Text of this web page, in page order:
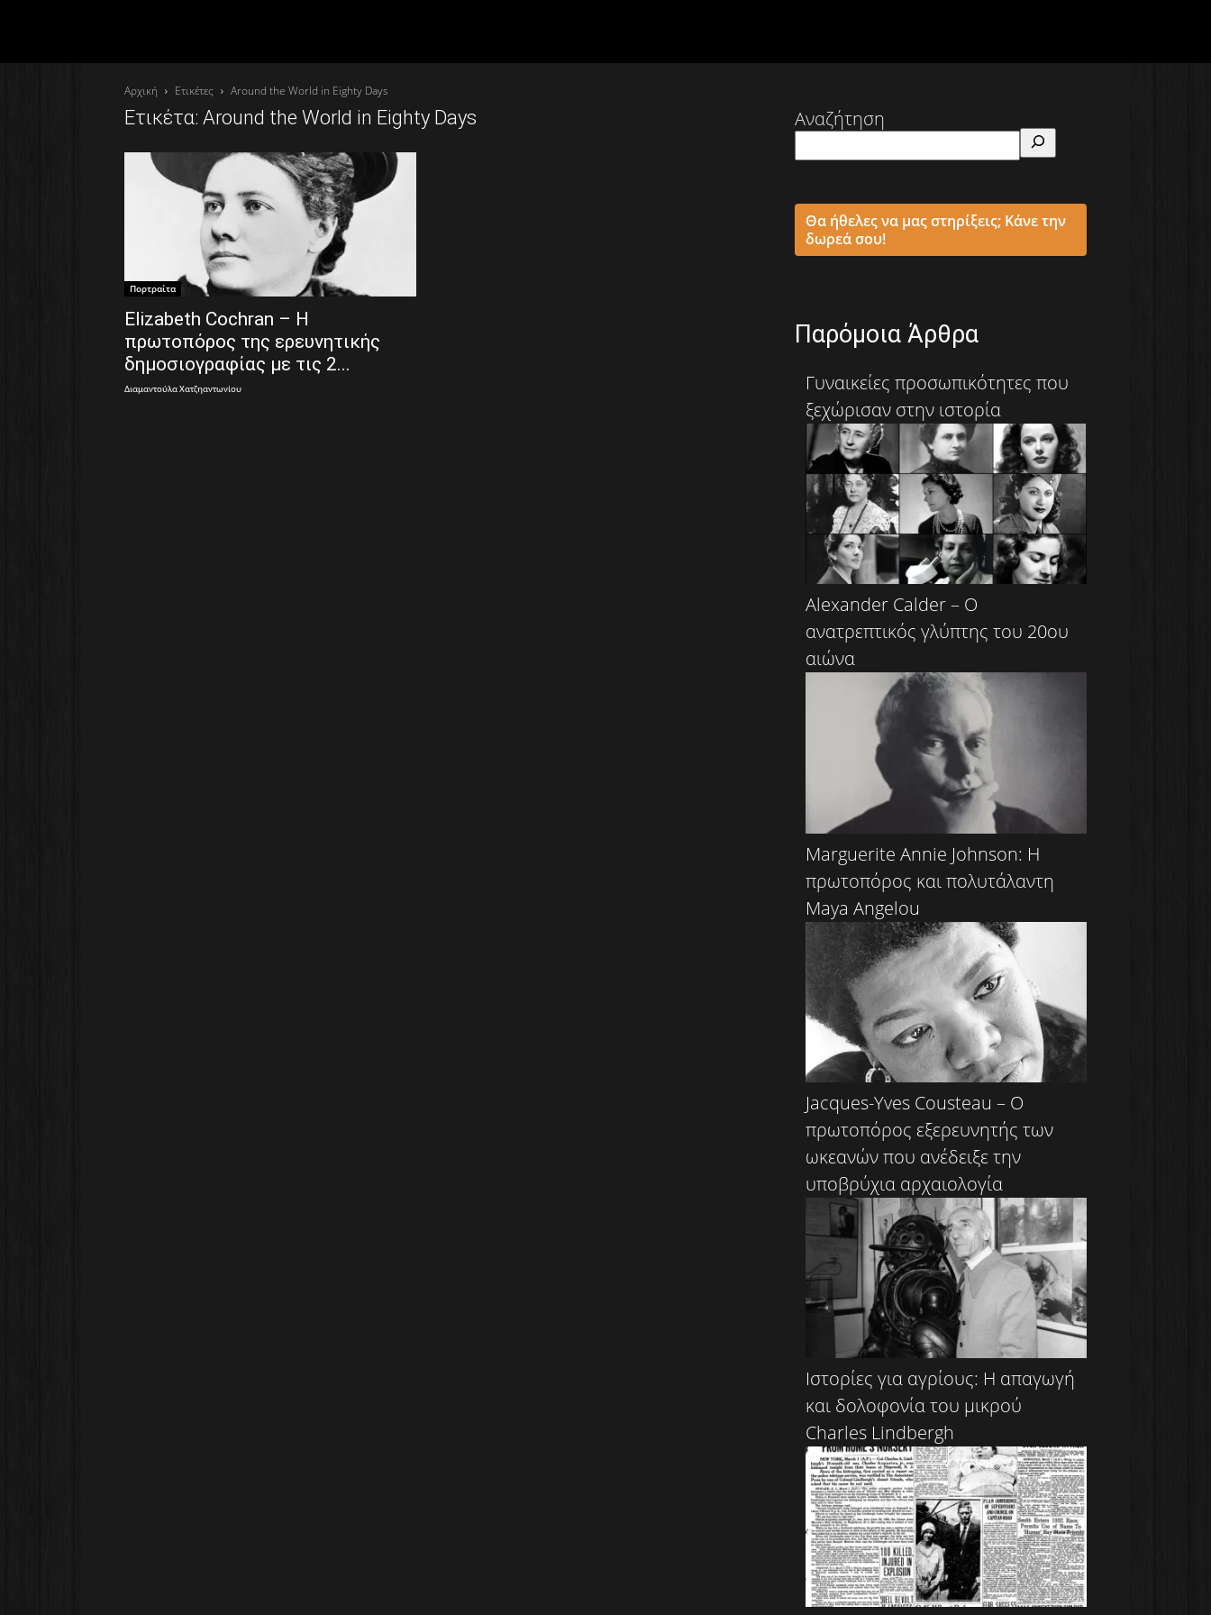
Αρχική Ετικέτες Around the World in Eighty Days
Ετικέτα: Around the World in Eighty Days
Πορτραίτα
Elizabeth Cochran – Η
πρωτοπόρος της ερευνητικής
δημοσιογραφίας με τις 2...
Διαμαντούλα Χατζηαντωνίου
Αναζήτηση
Θα ήθελες να μας στηρίξεις; Κάνε την
δωρεά σου!
Παρόμοια Άρθρα
Γυναικείες προσωπικότητες που
ξεχώρισαν στην ιστορία
Alexander Calder – Ο
ανατρεπτικός γλύπτης του 20ου
αιώνα
Marguerite Annie Johnson: Η
πρωτοπόρος και πολυτάλαντη
Maya Angelou
Jacques-Yves Cousteau – Ο
πρωτοπόρος εξερευνητής των
ωκεανών που ανέδειξε την
υποβρύχια αρχαιολογία
Ιστορίες για αγρίους: Η απαγωγή
και δολοφονία του μικρού
Charles Lindbergh